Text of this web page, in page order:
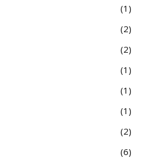
1
2
2
1
1
1
2
6